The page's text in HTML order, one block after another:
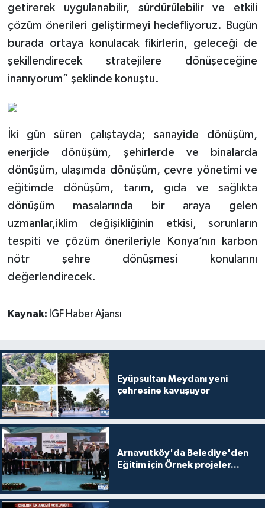
getirerek uygulanabilir, sürdürülebilir ve etkili
çözüm önerileri geliştirmeyi hedefliyoruz. Bugün
burada ortaya konulacak fikirlerin, geleceği de
şekillendirecek stratejilere dönüşeceğine
inanıyorum” şeklinde konuştu.
İki gün süren çalıştayda; sanayide dönüşüm,
enerjide dönüşüm, şehirlerde ve binalarda
dönüşüm, ulaşımda dönüşüm, çevre yönetimi ve
eğitimde dönüşüm, tarım, gıda ve sağlıkta
dönüşüm masalarında bir araya gelen
uzmanlar,iklim değişikliğinin etkisi, sorunların
tespiti ve çözüm önerileriyle Konya’nın karbon
nötr şehre dönüşmesi konularını
değerlendirecek.
Kaynak: İGF Haber Ajansı
Eyüpsultan Meydanı yeni
çehresine kavuşuyor
Arnavutköy'da Belediye'den
Eğitim için Örnek projeler...